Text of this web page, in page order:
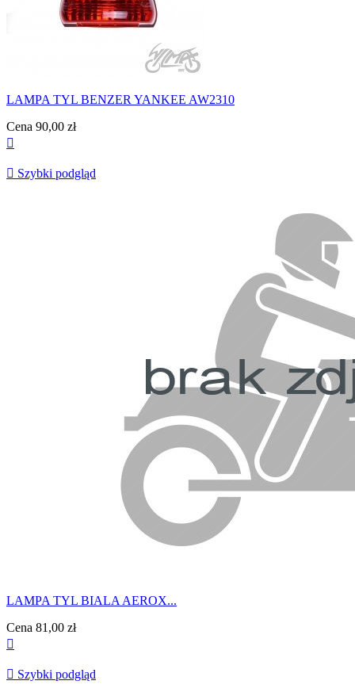
LAMPA TYL BENZER YANKEE AW2310
Cena 90,00 zł

 Szybki podgląd
LAMPA TYL BIALA AEROX...
Cena 81,00 zł

 Szybki podgląd